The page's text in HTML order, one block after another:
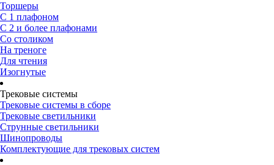
Торшеры
С 1 плафоном
С 2 и более плафонами
Со столиком
На треноге
Для чтения
Изогнутые
Трековые системы
Трековые системы в сборе
Трековые светильники
Струнные светильники
Шинопроводы
Комплектующие для трековых систем